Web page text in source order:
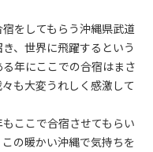
をしてもらう沖縄県武道
、世界に飛躍するという
年にここでの合宿はまさ
も大変うれしく感激して
ここで合宿させてもらい
の暖かい沖縄で気持ちを